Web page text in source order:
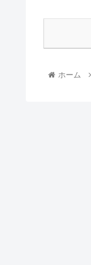
ホーム